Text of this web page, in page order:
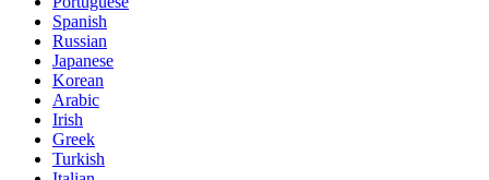
Spanish
Russian
Japanese
Korean
Arabic
Irish
Greek
Turkish